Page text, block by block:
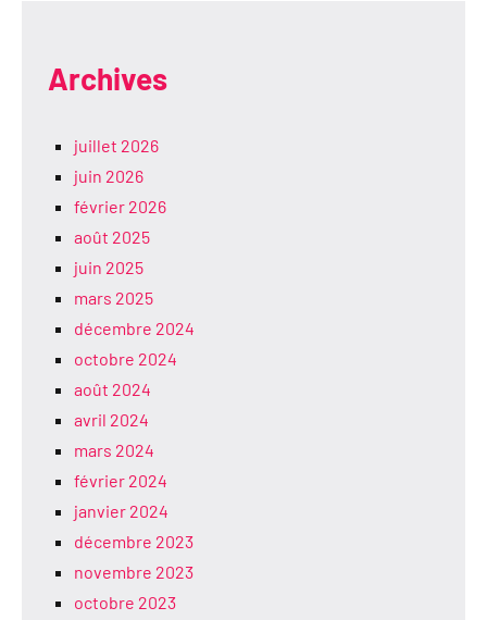
Archives
juillet 2026
juin 2026
février 2026
août 2025
juin 2025
mars 2025
décembre 2024
octobre 2024
août 2024
avril 2024
mars 2024
février 2024
janvier 2024
décembre 2023
novembre 2023
octobre 2023